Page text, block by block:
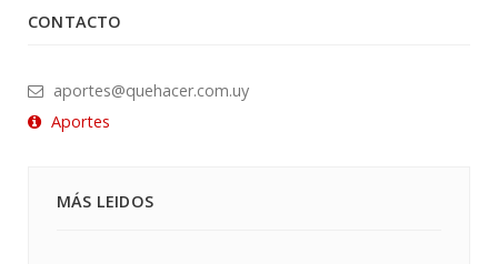
CONTACTO
aportes@quehacer.com.uy
Aportes
MÁS LEIDOS